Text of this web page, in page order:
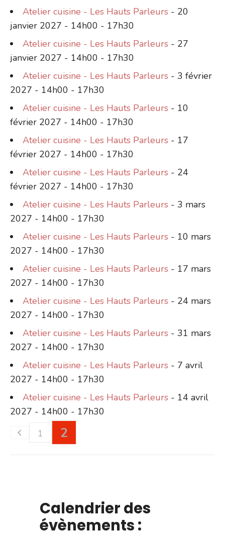
Atelier cuisine - Les Hauts Parleurs - 20
janvier 2027 - 14h00 - 17h30
Atelier cuisine - Les Hauts Parleurs - 27
janvier 2027 - 14h00 - 17h30
Atelier cuisine - Les Hauts Parleurs - 3 février
2027 - 14h00 - 17h30
Atelier cuisine - Les Hauts Parleurs - 10
février 2027 - 14h00 - 17h30
Atelier cuisine - Les Hauts Parleurs - 17
février 2027 - 14h00 - 17h30
Atelier cuisine - Les Hauts Parleurs - 24
février 2027 - 14h00 - 17h30
Atelier cuisine - Les Hauts Parleurs - 3 mars
2027 - 14h00 - 17h30
Atelier cuisine - Les Hauts Parleurs - 10 mars
2027 - 14h00 - 17h30
Atelier cuisine - Les Hauts Parleurs - 17 mars
2027 - 14h00 - 17h30
Atelier cuisine - Les Hauts Parleurs - 24 mars
2027 - 14h00 - 17h30
Atelier cuisine - Les Hauts Parleurs - 31 mars
2027 - 14h00 - 17h30
Atelier cuisine - Les Hauts Parleurs - 7 avril
2027 - 14h00 - 17h30
Atelier cuisine - Les Hauts Parleurs - 14 avril
2027 - 14h00 - 17h30
1
2
Calendrier des
évènements :